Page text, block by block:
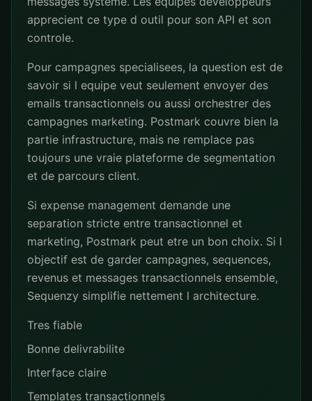
apprecient ce type d outil pour son API et son
controle.
Pour campagnes specialisees, la question est de
savoir si l equipe veut seulement envoyer des
emails transactionnels ou aussi orchestrer des
campagnes marketing. Postmark couvre bien la
partie infrastructure, mais ne remplace pas
toujours une vraie plateforme de segmentation
et de parcours client.
Si expense management demande une
separation stricte entre transactionnel et
marketing, Postmark peut etre un bon choix. Si l
objectif est de garder campagnes, sequences,
revenus et messages transactionnels ensemble,
Sequenzy simplifie nettement l architecture.
Tres fiable
Bonne delivrabilite
Interface claire
Templates transactionnels